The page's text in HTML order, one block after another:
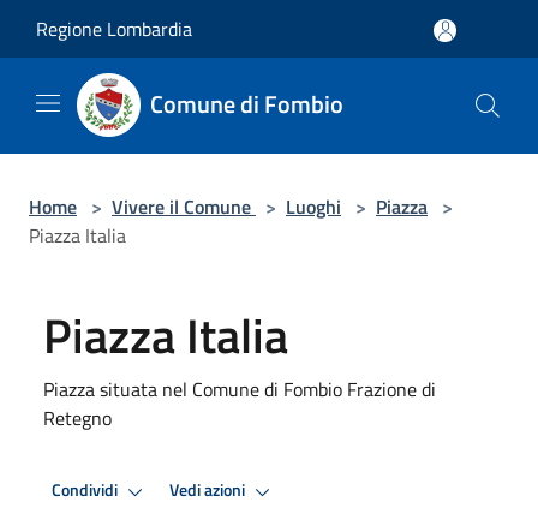
Regione Lombardia
Comune di Fombio
Home > Vivere il Comune > Luoghi > Piazza >
Piazza Italia
Piazza Italia
Piazza situata nel Comune di Fombio Frazione di
Retegno
Condividi Vedi azioni